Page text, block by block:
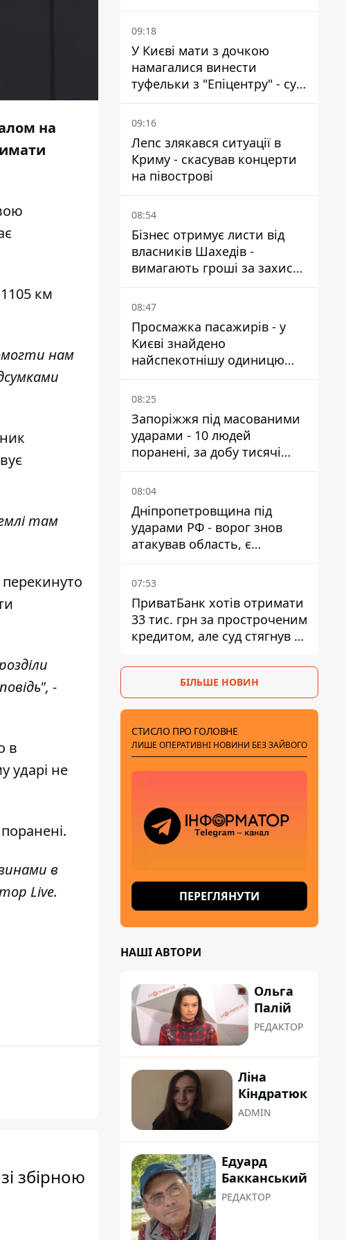
на
км
нам
там
-
в
ударі не
.
в
Live.
збірною
найближчими місяцями
09:18
У Києві мати з дочкою
намагалися винести
туфельки з "Епіцентру" - суд
виніс вирок
09:16
Лепс злякався ситуації в
Криму - скасував концерти
на півострові
08:54
Бізнес отримує листи від
власників Шахедів -
вимагають гроші за захист
від атак
08:47
Просмажка пасажирів - у
Києві знайдено
найспекотнішу одиницю
громадського транспорту
08:25
Запоріжжя під масованими
ударами - 10 людей
поранені, за добу тисячі
атак
08:04
Дніпропетровщина під
ударами РФ - ворог знов
атакував область, є
руйнування та пожежі
07:53
ПриватБанк хотів отримати
33 тис. грн за простроченим
кредитом, але суд стягнув з
БІЛЬШЕ НОВИН
СТИСЛО ПРО ГОЛОВНЕ
ЛИШЕ ОПЕРАТИВНІ НОВИНИ БЕЗ ЗАЙВОГО
ПЕРЕГЛЯНУТИ
НАШІ АВТОРИ
Ольга
Палій
РЕДАКТОР
Ліна
Кіндратюк
ADMIN
Едуард
Бакканський
РЕДАКТОР